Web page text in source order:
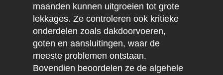
maanden kunnen uitgroeien tot grote
lekkages. Ze controleren ook kritieke
onderdelen zoals dakdoorvoeren,
goten en aansluitingen, waar de
meeste problemen ontstaan.
Bovendien beoordelen ze de algehele